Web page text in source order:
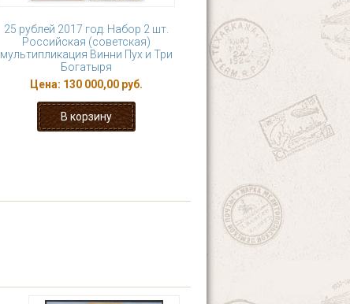
25 рублей 2017 год. Набор 2 шт.
Российская (советская)
мультипликация Винни Пух и Три
Богатыря
Цена: 130 000,00 руб.